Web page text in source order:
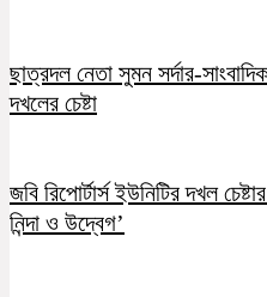
ছাত্রদল নেতা সুমন সর্দার-
দখলের চেষ্টা
জবি রিপোর্টার্স ইউনিটির দখল
নিন্দা ও উদ্বেগ’